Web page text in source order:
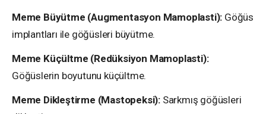
Meme Büyütme (Augmentasyon Mamoplasti): Göğüs
implantları ile göğüsleri büyütme.
Meme Küçültme (Redüksiyon Mamoplasti):
Göğüslerin boyutunu küçültme.
Meme Dikleştirme (Mastopeksi): Sarkmış göğüsleri